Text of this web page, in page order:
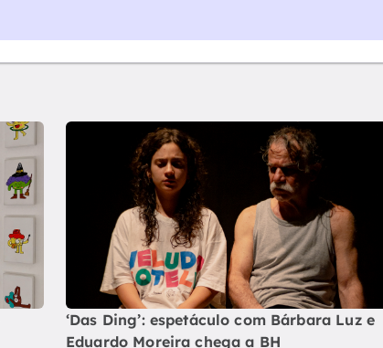
‘Das Ding’: espetáculo com Bárbara Luz e
Eduardo Moreira chega a BH